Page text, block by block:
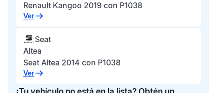
Renault Kangoo 2019 con P1038
Ver
Seat
Altea
Seat Altea 2014 con P1038
Ver